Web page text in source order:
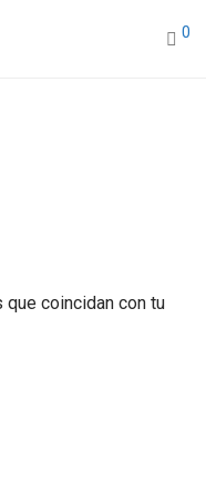
0
coincidan con tu